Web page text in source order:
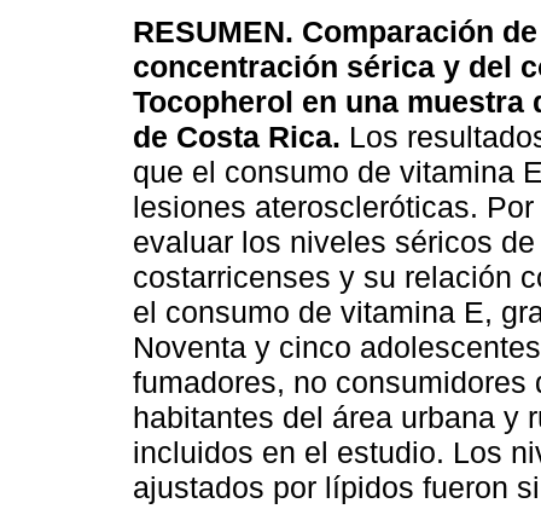
RESUMEN. Comparación
concentración sérica y del
Tocopherol en una
de Costa Rica. Los
que el consumo de vitamina
lesiones ateroscleróticas.
evaluar los niveles séricos
costarricenses y su relación
el consumo de vitamina E,
Noventa y cinco
fumadores, no
habitantes del área urbana y
incluidos en el estudio. Los
ajustados por lípidos fueron